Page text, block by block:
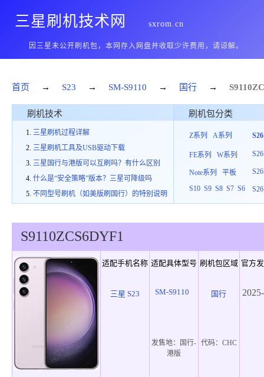
三星刷机技术网 sxrom.cn
因三星未公开刷机包，本网存入网盘并收取少许费用，请谅解。
首页 → S23 → SM-S9110 → 国行 → S9110
刷机技术
三星刷机过程详解
三星刷机工具及USB驱动下载
三星国行与港版可以互刷吗？有什么区别
什么是“安全策略”版本？三星可降级吗
不同型号刷机（如美版刷国行）的特别说明
刷机包分类
Z系列 A系列
FE系列 W系列
Note系列
平板
S10 S9 S8 S7 S6
S26
S9110ZCS6DYF1
适配手机名称 适配具体型号 刷机包区域 官方
三星 S23 SM-S9110 国行
发售地：
国行-
港版
代码： CHC